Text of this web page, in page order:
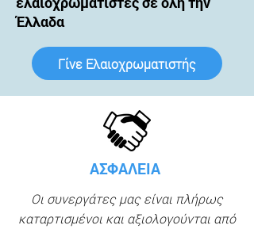
Έλλαδα
Γίνε Ελαιοχρωματιστής
ΑΣΦΑΛΕΙΑ
Οι συνεργάτες μας είναι πλήρως
καταρτισμένοι και αξιολογούνται από